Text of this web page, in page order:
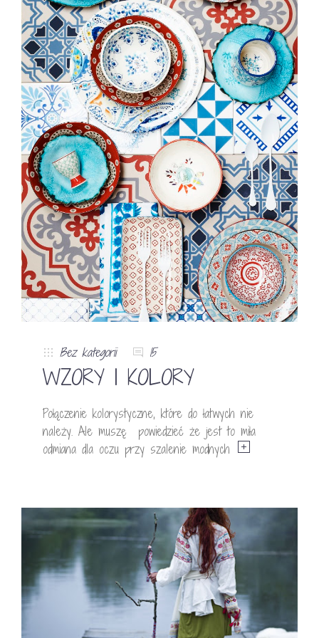
Bez kategorii 15
WZORY I KOLORY
Połączenie kolorystyczne, które do łatwych nie
należy. Ale muszę powiedzieć że jest to miła
odmiana dla oczu przy szalenie modnych